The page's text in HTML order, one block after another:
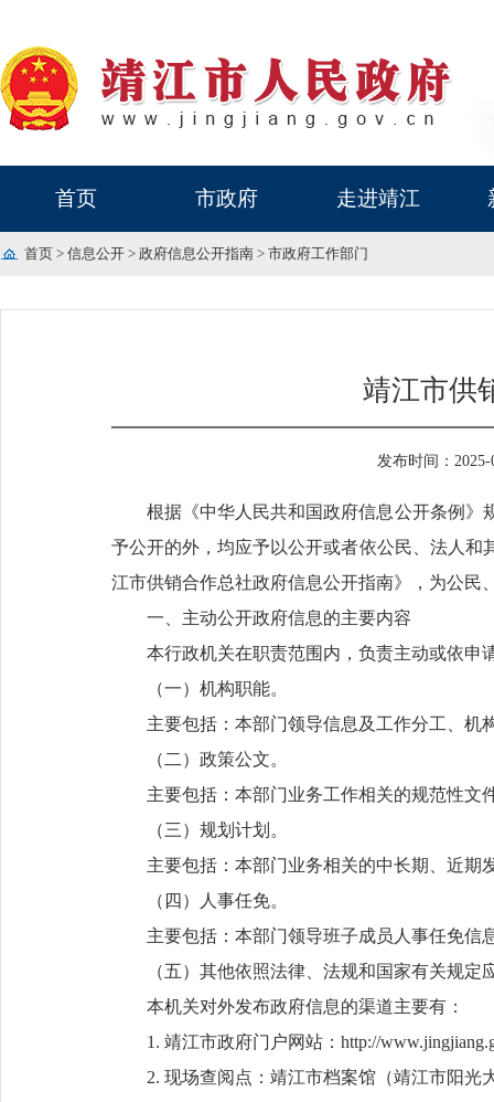
首页 市政府 走进靖江
首页 > 信息公开 > 政府信息公开指南 > 市政府工作部门
靖江市供
发布时间：2025-
根据《中华人民共和国政府信息公开条例》
予公开的外，均应予以公开或者依公民、法人
江市供销合作总社政府信息公开指南》，为公民
一、主动公开政府信息的主要内容
本行政机关在职责范围内，负责主动或依申
（一）机构职能。
主要包括：本部门领导信息及工作分工、机
（二）政策公文。
主要包括：本部门业务工作相关的规范性文
（三）规划计划。
主要包括：本部门业务相关的中长期、近期
（四）人事任免。
主要包括：本部门领导班子成员人事任免信
（五）其他依照法律、法规和国家有关规定
本机关对外发布政府信息的渠道主要有：
1. 靖江市政府门户网站：http://
2. 现场查阅点：靖江市档案馆（靖江市阳光